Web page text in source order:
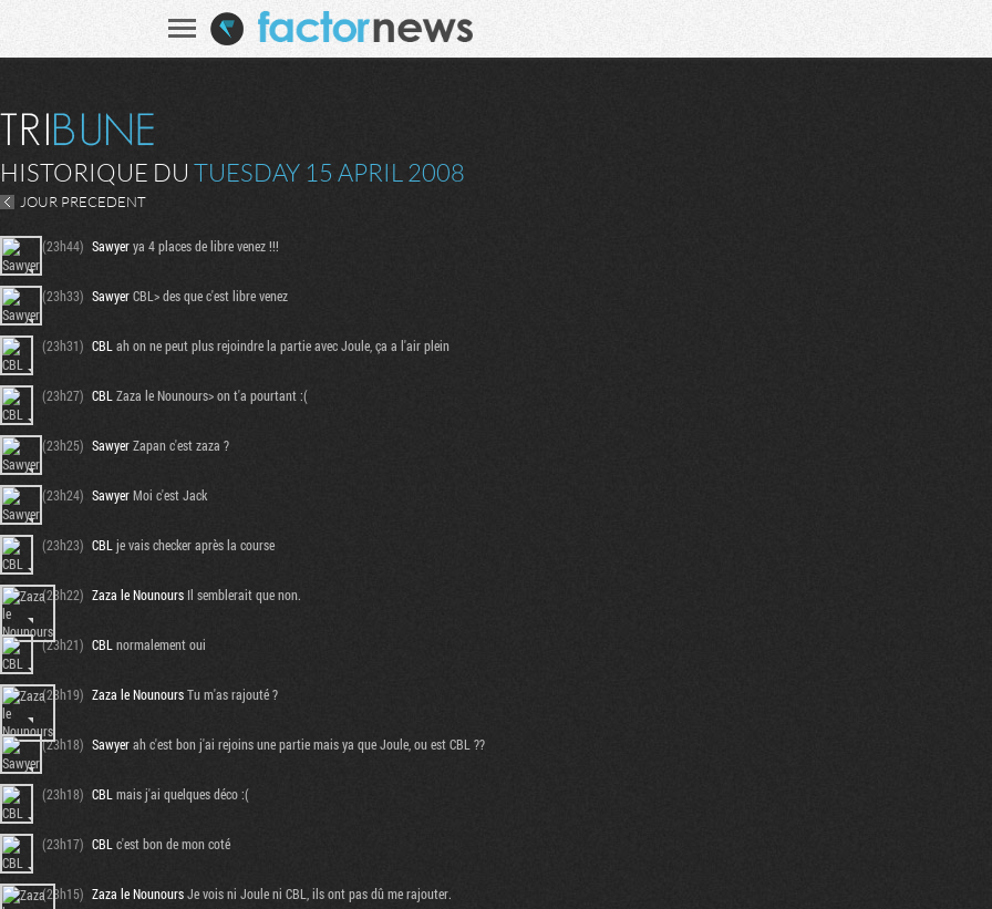
HISTORIQUE DU TUESDAY 15 APRIL 2008
JOUR PRECEDENT
(23h44) Sawyerya 4 places de libre venez !!!
(23h33) SawyerCBL> des que c'est libre venez
(23h31) CBL ah on ne peut plus rejoindre la partie avec Joule, ça a l'air plein
(23h27) CBL Zaza le Nounours> on t'a pourtant :(
(23h25) SawyerZapan c'est zaza ?
(23h24) SawyerMoi c'est Jack
(23h23) CBL je vais checker après la course
(23h22) Zaza le Nounours Il semblerait que non.
(23h21) CBL normalement oui
(23h19) Zaza le NounoursTu m'as rajouté ?
(23h18) Sawyerah c'est bon j'ai rejoins une partie mais ya que Joule, ou est CBL ??
(23h18) CBL mais j'ai quelques déco :(
(23h17) CBL c'est bon de mon coté
(23h15) Zaza le NounoursJe vois ni Joule ni CBL, ils ont pas dû me rajouter.